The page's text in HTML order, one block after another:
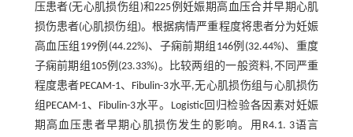
压患者(无心肌损伤组)和225例妊娠期高血压合并早期心肌
损伤患者(心肌损伤组)。根据病情严重程度将患者分为妊娠
高血压组199例(44.22%)、子痫前期组146例(32.44%)、重度
子痫前期组105例(23.33%)。比较两组的一般资料,不同严重
程度患者PECAM-1、Fibulin-3水平,无心肌损伤组与心肌损伤
组PECAM-1、Fibulin-3水平。Logistic回归检验各因素对妊娠
期高血压患者早期心肌损伤发生的影响。用R4.1. 3语言